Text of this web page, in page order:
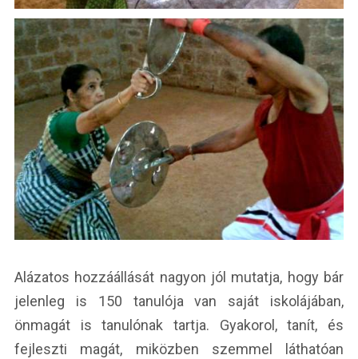
Alázatos hozzáállását nagyon jól mutatja, hogy bár
jelenleg is 150 tanulója van saját iskolájában,
önmagát is tanulónak tartja. Gyakorol, tanít, és
fejleszti magát, miközben szemmel láthatóan